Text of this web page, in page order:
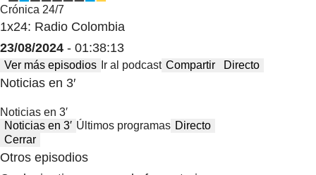
Crónica 24/7
1x24: Radio Colombia
23/08/2024 - 01:38:13
Ver más episodios Ir al podcast Compartir Directo
Noticias en 3′
Noticias en 3′
Noticias en 3′ Últimos programas Directo
Cerrar
Otros episodios